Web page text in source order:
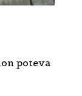
poteva